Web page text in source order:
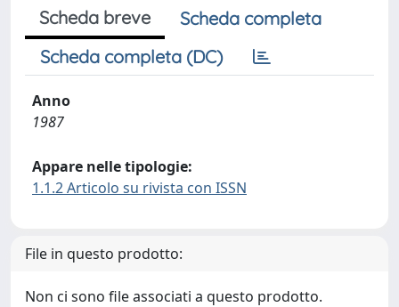
Scheda breve
Scheda completa
Scheda completa (DC)
Anno
1987
Appare nelle tipologie:
1.1.2 Articolo su rivista con ISSN
File in questo prodotto:
Non ci sono file associati a questo prodotto.